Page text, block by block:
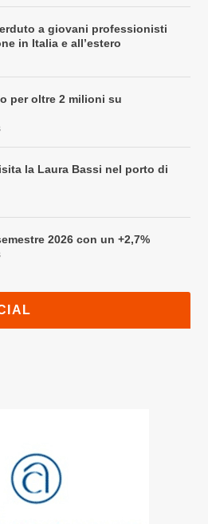
a giovani professionisti
in Italia e all’estero
per oltre 2 milioni su
la Laura Bassi nel porto di
2026 con un +2,7%